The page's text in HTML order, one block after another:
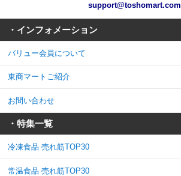
support@toshomart.com
・インフォメーション
バリュー会員について
東商マートご紹介
お問い合わせ
・特集一覧
冷凍食品 売れ筋TOP30
常温食品 売れ筋TOP30